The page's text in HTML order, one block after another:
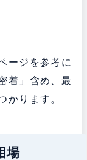
ージを参考に
着」含め、最
かります。
場